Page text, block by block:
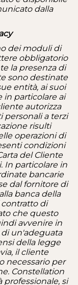
dalla
dei moduli di
obbligatorio
la presenza di
sono destinate
entità, ai suoi
in particolare ai
autorizza
personali a terzi
risulti
operazioni di
condizioni
del Cliente
In particolare in
bancarie
dal fornitore di
banca della
di
che questo
avvenire in
un'adeguata
della legge
il cliente
necessario per
Constellation
professionale, si